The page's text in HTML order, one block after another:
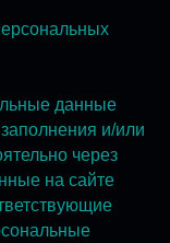
данные
и/или
через
на сайте